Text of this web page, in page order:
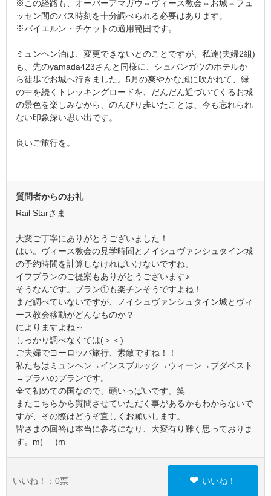
※この経路も、オーバーアマガウ⇔ヴィース教会⇔お城⇔フュ
ッセン間のバス時刻を十分調べられる必要はあります。
※バイエルン・チケットの適用範囲です。
ミュンヘン泊は、変更できないとのことですが、私達(夫婦2組)
も、先のyamada423さんと同様に、シュバンガウのホテルか
ら徒歩でお城へ行きました。5月の爽やかな風に吹かれて、緑
の中を続くトレッキングロードを、だんだん近づいてくるお城
の景色を楽しみながら、のんびり歩いたことは、今も忘れられ
ない印象深い思い出です。
良いご旅行を。
質問者からのお礼
Rail Starさま
大変ご丁寧にありがとうございました！
はい。ヴィース教会の見学時間とノイシュヴァンシュタイン城
の予約時間を計算しなければいけないですね。
イフプランのご提案もありがとうございます♪
そうなんです。プラン①も楽チンそうですよね！
まだ調べていないですが、ノイシュヴァンシュタイン城とヴィ
ース教会移動がどんなものか？
によりますよね～
しっかり調べなくては(＞＜)
ご夫婦でヨーロッパ旅行、素敵ですね！！
私たちはミュンヘン→インスブルック→ウィーン→ブダペスト
→プラハのプランです。
全て初めての国なので、頭いっぱいです。笑
またこちらから質問させていただく事があるかもわからないで
すが、その際はどうぞ宜しくお願いします。
皆さまの回答は本当に参考になり、大変有り難く思っておりま
す。m(_ _)m
いいね！： 0票 いいね！